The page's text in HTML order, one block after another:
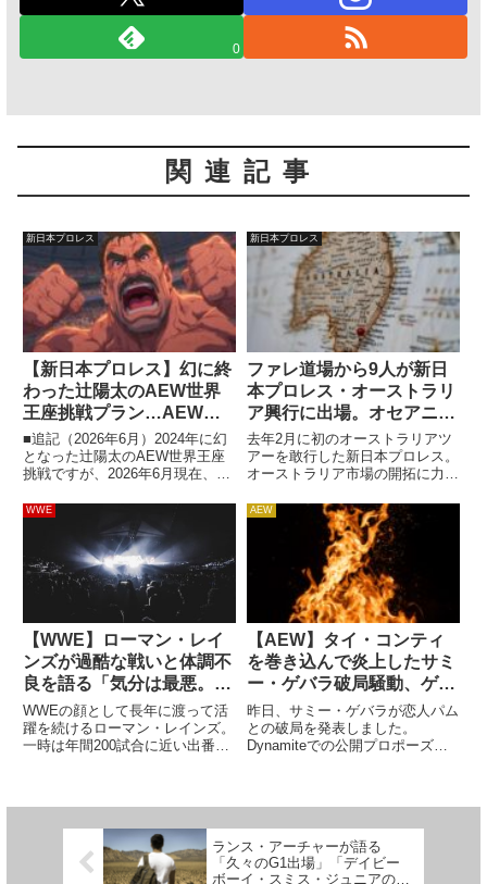
0
関連記事
新日本プロレス
【新日本プロレス】幻に終
わった辻陽太のAEW世界
王座挑戦プラン…AEWト
ニー・カーン社長が2024
年のForbidden Doorで起
用予定も実現せず
■追記（2026年6月）2024年に幻
となった辻陽太のAEW世界王座
挑戦ですが、2026年6月現在、状
新日本プロレスを牽引する中心選
手へと成長を遂げ、同月には
IWGP王座への返り咲きを達成し
ました。これにより、...
新日本プロレス
ファレ道場から9人が新日
本プロレス・オーストラリ
ア興行に出場。オセアニア
のヤングライオン候補生た
ちに注目！
去年2月に初のオーストラリアツ
アーを敢行した新日本プロレス。
オーストラリア市場の開拓に力を
チカをローカル団体に派遣したこ
ともあるほど。今年の6月にも
29・30日にメルボリン・シドニ
ーで"NJPW SOUTHER...
WWE
【WWE】ローマン・レイ
ンズが過酷な戦いと体調不
良を語る「気分は最悪。体
の調子も良くない。でも、
いつでも100％のパフォー
マンスをするよ」
WWEの顔として長年に渡って活
躍を続けるローマン・レインズ。
一時は年間200試合に近い出番が
す。コンディションは決して良く
AEW
【AEW】タイ・コンティ
を巻き込んで炎上したサミ
ー・ゲバラ破局騒動、ゲバ
ラが声明を発表。「悪者探
しはやめてくれ」
昨日、サミー・ゲバラが恋人パム
との破局を発表しました。
Dynamiteでの公開プロポーズも
ティのせいなのではないか」と
い...
ランス・アーチャーが語る
「久々のG1出場」「デイビー
ボーイ・スミス・ジュニアの新